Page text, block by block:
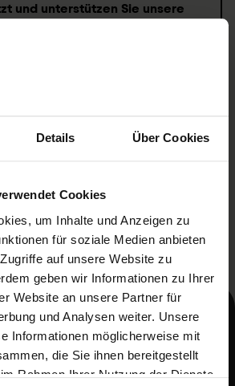
Details Über Cookies
Cookies
um Inhalte und Anzeigen zu
für soziale Medien anbieten
auf unsere Website zu
geben wir Informationen zu Ihrer
Website an unsere Partner für
und Analysen weiter. Unsere
Informationen möglicherweise mit
die Sie ihnen bereitgestellt
Rahmen Ihrer Nutzung der Dienste
und unterstützen Sie unsere
vonQuerschnittgelähmten.
diese Seite hilfreich?
werden in der Schweizer Paraplegiker-
2000 Spezialistinnen und Spezialisten aus